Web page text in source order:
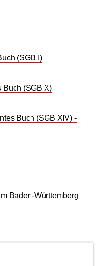
(SGB I)
Buch (SGB X)
Buch (SGB XIV) -
Baden-Württemberg